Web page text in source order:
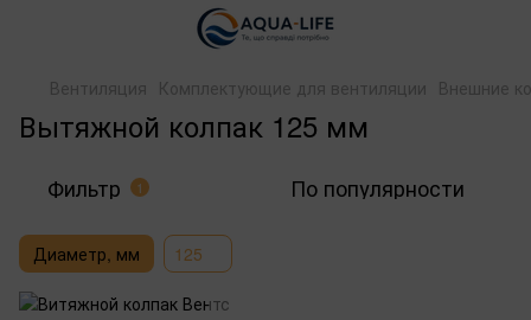
Вентиляция Комплектующие для вентиляции Внешние
Вытяжной колпак 125 мм
Фильтр 1 По популярности
Диаметр, мм 125